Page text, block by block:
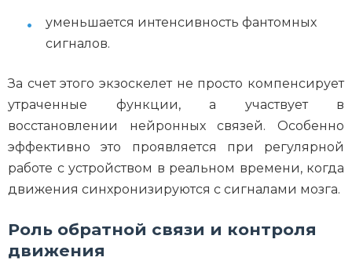
уменьшается интенсивность фантомных
сигналов.
За счет этого экзоскелет не просто компенсирует
утраченные функции, а участвует в
восстановлении нейронных связей. Особенно
эффективно это проявляется при регулярной
работе с устройством в реальном времени, когда
движения синхронизируются с сигналами мозга.
Роль обратной связи и контроля
движения